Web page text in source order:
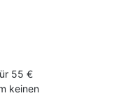
55 €
keinen